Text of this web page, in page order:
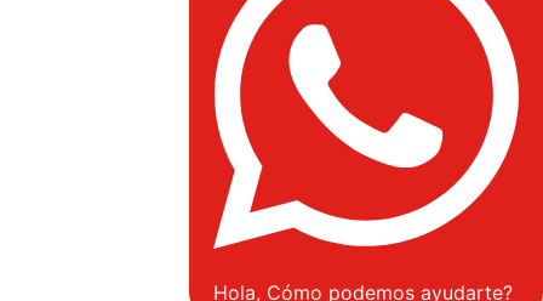
Hola, Cómo podemos ayudarte?